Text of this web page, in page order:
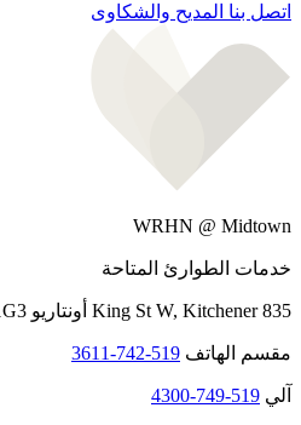
اتصل بنا المديح والشكاوى
WRHN @ Midtown
خدمات الطوارئ المتاحة
835 King St W, Kitchener أونتاريو N2G 1G3
مقسم الهاتف 519-742-3611
آلي 519-749-4300